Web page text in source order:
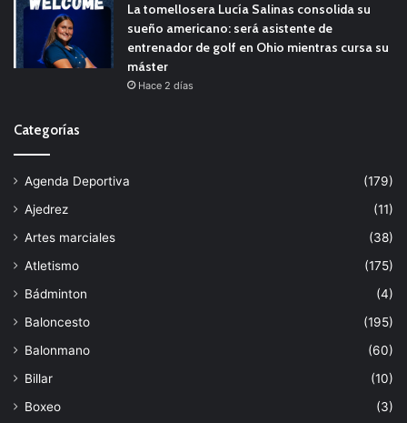
La tomellosera Lucía Salinas consolida su
sueño americano: será asistente de
entrenador de golf en Ohio mientras cursa su
máster
Hace 2 días
Categorías
Agenda Deportiva
(179)
Ajedrez
(11)
Artes marciales
(38)
Atletismo
(175)
Bádminton
(4)
Baloncesto
(195)
Balonmano
(60)
Billar
(10)
Boxeo
(3)